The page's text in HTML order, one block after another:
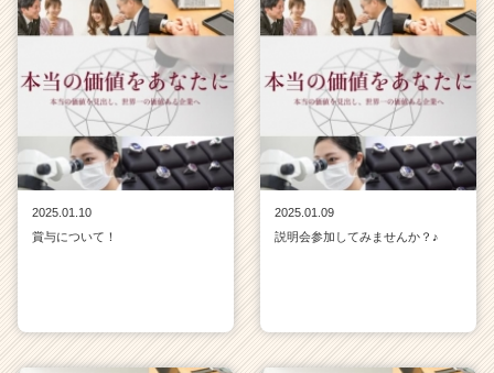
2025.01.10
賞与について！
2025.01.09
説明会参加してみませんか？♪